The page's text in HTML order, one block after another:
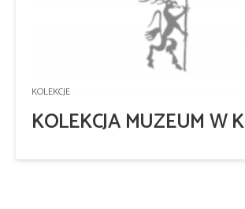
KOLEKCJE
KOLEKCJA MUZEUM W